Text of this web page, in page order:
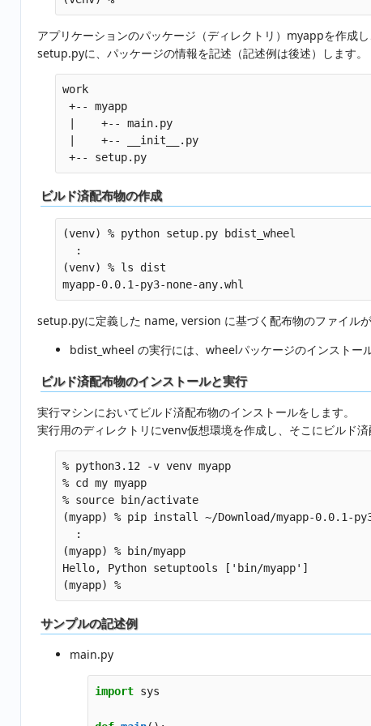
アプリケーションのパッケージ（ディレクトリ）myappを作成
setup.pyに、パッケージの情報を記述（記述例は後述）します。
work
+-- myapp
|    +-- main.py
|    +-- __init__.py
ビルド済配布物の作成
(venv) % python setup.py bdist_wheel
  :
(venv) % ls dist
setup.pyに定義した name, version に基づく配布物のファイルが
bdist_wheel の実行には、wheelパッケージのインストー
ビルド済配布物のインストールと実行
実行マシンにおいてビルド済配布物のインストールをします。
実行用のディレクトリにvenv仮想環境を作成し、そこにビルド
% python3.12 -v venv myapp
% cd my myapp
% source bin/activate
(myapp) % pip install ~/Download/myapp-0.0.1-
  :
(myapp) % bin/myapp
Hello, Python setuptools ['bin/myapp']
サンプルの記述例
main.py
import sys